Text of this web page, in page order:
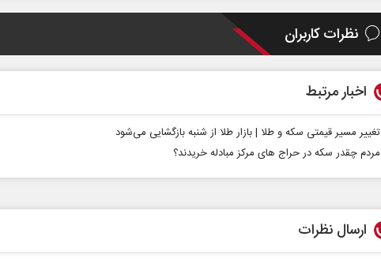
نظرات کاربران
اخبار مرتبط
تغییر مسیر قیمتی سکه و طلا | بازار طلا از شنبه بازگشایی می‌شود
مردم چقدر سکه در حراج های مرکز مبادله خریدند؟
ارسال نظرات